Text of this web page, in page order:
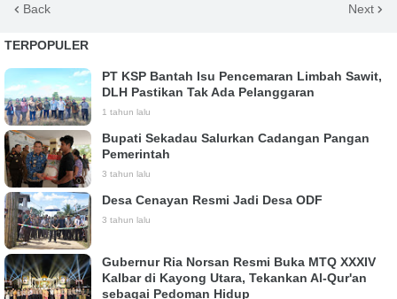
Back Next
TERPOPULER
PT KSP Bantah Isu Pencemaran Limbah Sawit,
DLH Pastikan Tak Ada Pelanggaran
1 tahun lalu
Bupati Sekadau Salurkan Cadangan Pangan
Pemerintah
3 tahun lalu
Desa Cenayan Resmi Jadi Desa ODF
3 tahun lalu
Gubernur Ria Norsan Resmi Buka MTQ XXXIV
Kalbar di Kayong Utara, Tekankan Al-Qur'an
sebagai Pedoman Hidup